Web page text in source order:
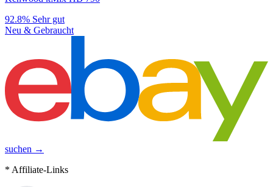
92.8% Sehr gut
Neu & Gebraucht
suchen →
* Affiliate-Links